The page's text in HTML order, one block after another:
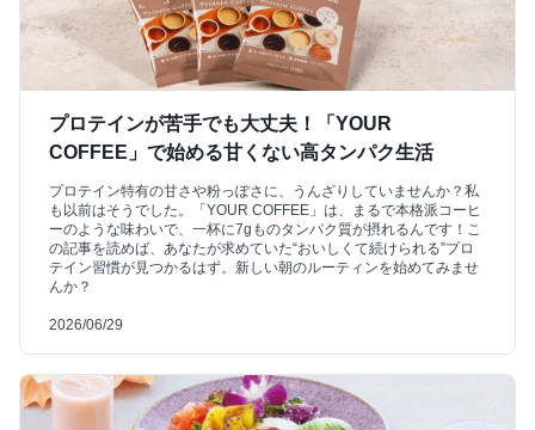
プロテインが苦手でも大丈夫！「YOUR
COFFEE」で始める甘くない高タンパク生活
プロテイン特有の甘さや粉っぽさに、うんざりしていませんか？私
も以前はそうでした。「YOUR COFFEE」は、まるで本格派コーヒ
ーのような味わいで、一杯に7gものタンパク質が摂れるんです！こ
の記事を読めば、あなたが求めていた“おいしくて続けられる”プロ
テイン習慣が見つかるはず。新しい朝のルーティンを始めてみませ
んか？
2026/06/29